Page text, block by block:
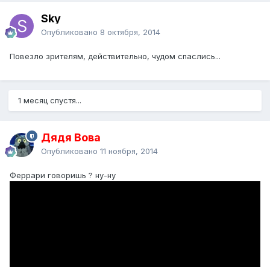
Sky
Опубликовано 8 октября, 2014
Повезло зрителям, действительно, чудом спаслись...
1 месяц спустя...
Дядя Вова
Опубликовано 11 ноября, 2014
Феррари говоришь ? ну-ну